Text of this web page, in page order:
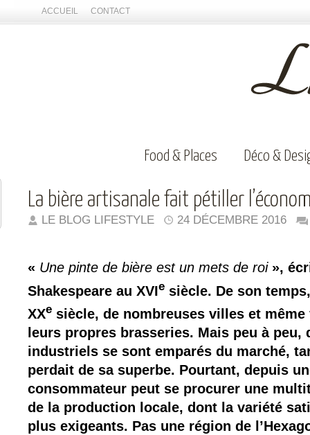
ACCUEIL CONTACT
Food & Places Déco &
La bière artisanale fait pétiller
LE BLOG LIFESTYLE 24 DÉCEMBRE 2016
« Une pinte de bière est un mets de roi»,
Shakespeare au XVIe siècle. De son
XXe siècle, de nombreuses villes et
leurs propres brasseries. Mais peu à peu,
industriels se sont emparés du marché,
perdait de sa superbe. Pourtant, depuis
consommateur peut se procurer une
de la production locale, dont la variété
plus exigeants. Pas une région de